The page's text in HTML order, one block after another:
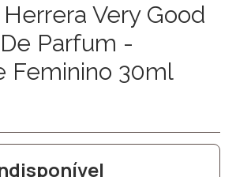
Very Good
Parfum -
Feminino 30ml